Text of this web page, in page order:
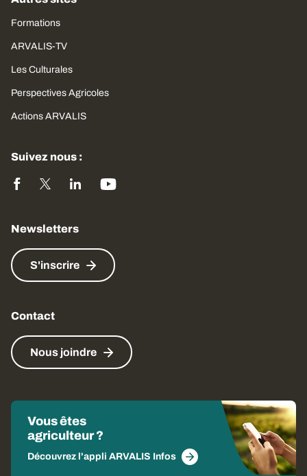
Formations
ARVALIS-TV
Les Culturales
Perspectives Agricoles
Actions ARVALIS
Suivez nous :
Newsletters
S'inscrire
Contact
Nous joindre
Vous êtes
agriculteur ?
Découvrez l'appli ARVALIS Infos